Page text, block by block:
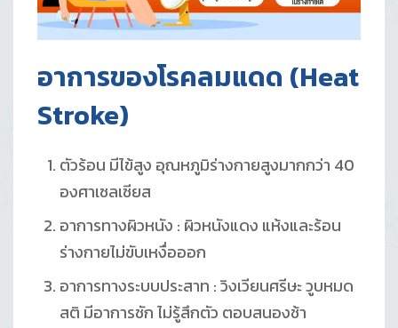
อาการของโรคลมแดด (Heat
Stroke)
ตัวร้อน มีไข้สูง อุณหภูมิร่างกายสูงมากกว่า 40
องศาเซลเซียส
อาการทางผิวหนัง : ผิวหนังแดง แห้งและร้อน
ร่างกายไม่ขับเหงื่อออก
อาการทางระบบประสาท : วิงเวียนศรีษะ วูบหมด
สติ มีอาการชัก ไม่รู้สึกตัว ตอบสนองช้า